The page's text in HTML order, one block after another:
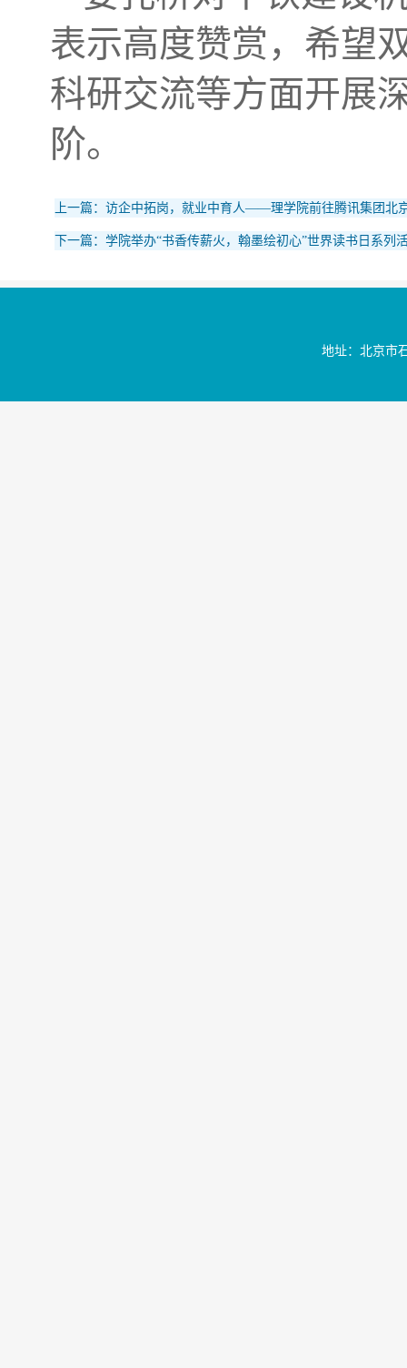
表示高度赞赏，希望
科研交流等方面开展
阶。
上一篇：访企中拓岗，就业中育人——理学院前往腾讯集团北
下一篇：学院举办“书香传薪火，翰墨绘初心”世界读书日系列
地址：北京市